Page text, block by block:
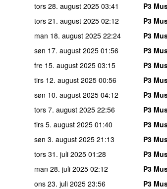
tors 28. august 2025 03:41
P3
tors 21. august 2025 02:12
P3
man 18. august 2025 22:24
P3
søn 17. august 2025 01:56
P3
fre 15. august 2025 03:15
P3
tirs 12. august 2025 00:56
P3
søn 10. august 2025 04:12
P3
tors 7. august 2025 22:56
P3
tirs 5. august 2025 01:40
P3
søn 3. august 2025 21:13
P3
tors 31. juli 2025 01:28
P3
man 28. juli 2025 02:12
P3
ons 23. juli 2025 23:56
P3